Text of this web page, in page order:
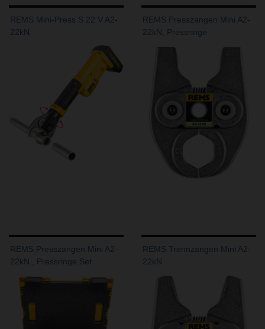
REMS Mini-Press S 22 V A2-
22kN
REMS Presszangen Mini A2-
22kN, Pressringe
REMS Presszangen Mini A2-
22kN , Pressringe Set
REMS Trennzangen Mini A2-
22kN